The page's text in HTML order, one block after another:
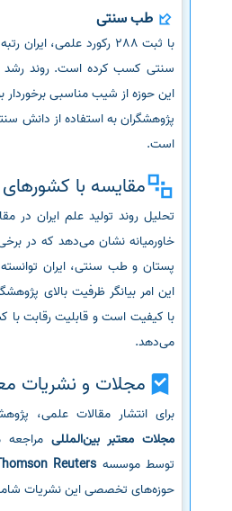
طب سنتی
سنتی کسب کرده است. روند رشد
این حوزه از شیب مناسبی
پژوهشگران به استفاده از دانش
است.
مقایسه با
تحلیل روند تولید علم ایران در
خاورمیانه نشان می‌دهد که در
پستان و طب سنتی، ایران
این امر بیانگر ظرفیت بالای
با کیفیت است و قابلیت رقابت با
می‌دهد.
مجلات و نشریات
برای انتشار مقالات علمی،
مجلات معتبر بین‌المللی مراجعه
توسط موسسه Reuters
حوزه‌های تخصصی این نشریات